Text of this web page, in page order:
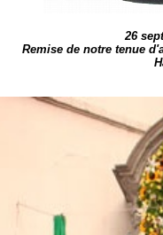
26
Remise de notre tenue